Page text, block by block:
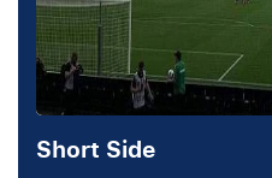
Short Side